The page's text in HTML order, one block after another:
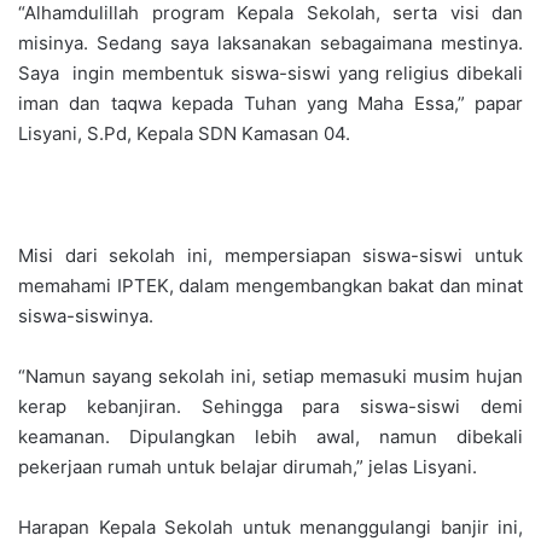
“Alhamdulillah program Kepala Sekolah, serta visi dan
misinya. Sedang saya laksanakan sebagaimana mestinya.
Saya ingin membentuk siswa-siswi yang religius dibekali
iman dan taqwa kepada Tuhan yang Maha Essa,” papar
Lisyani, S.Pd, Kepala SDN Kamasan 04.
Misi dari sekolah ini, mempersiapan siswa-siswi untuk
memahami IPTEK, dalam mengembangkan bakat dan minat
siswa-siswinya.
“Namun sayang sekolah ini, setiap memasuki musim hujan
kerap kebanjiran. Sehingga para siswa-siswi demi
keamanan. Dipulangkan lebih awal, namun dibekali
pekerjaan rumah untuk belajar dirumah,” jelas Lisyani.
Harapan Kepala Sekolah untuk menanggulangi banjir ini,